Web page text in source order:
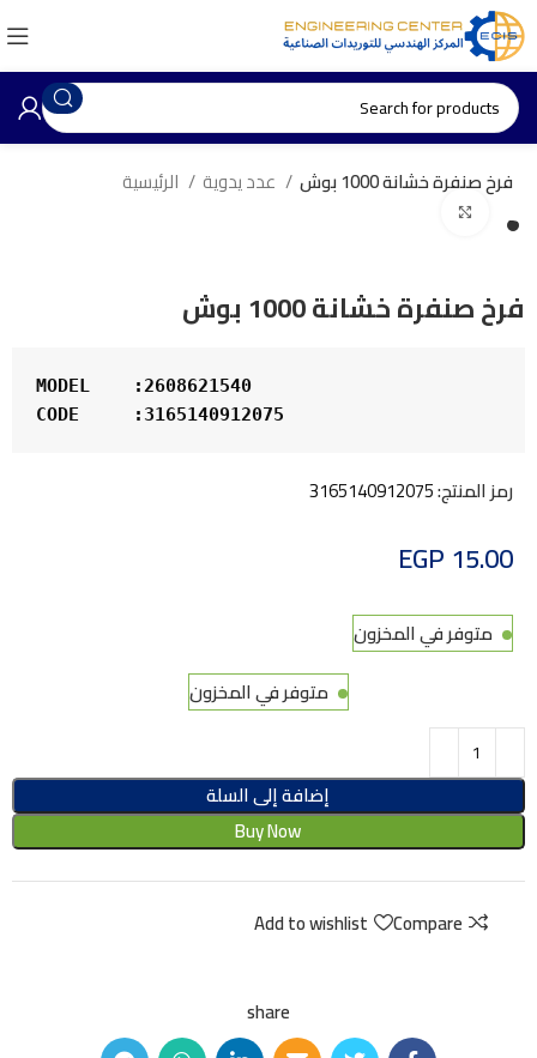
فرخ صنفرة خشانة 1000 بوش
فرخ صنفرة خشانة 1000 بوش
MODEL    :2608621540
CODE     :3165140912075
رمز المنتج:3165140912075
EGP15.00
متوفر في المخزون
متوفر في المخزون
إضافة إلى السلة
Buy Now
Compare
Add to wishlist
share